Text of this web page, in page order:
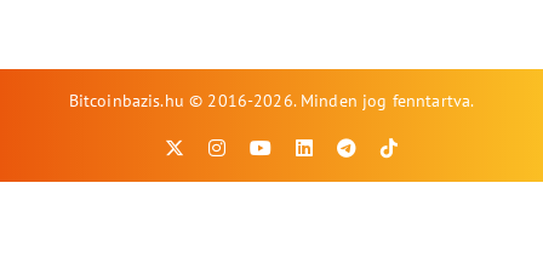
Bitcoinbazis.hu © 2016-2026. Minden jog fenntartva.